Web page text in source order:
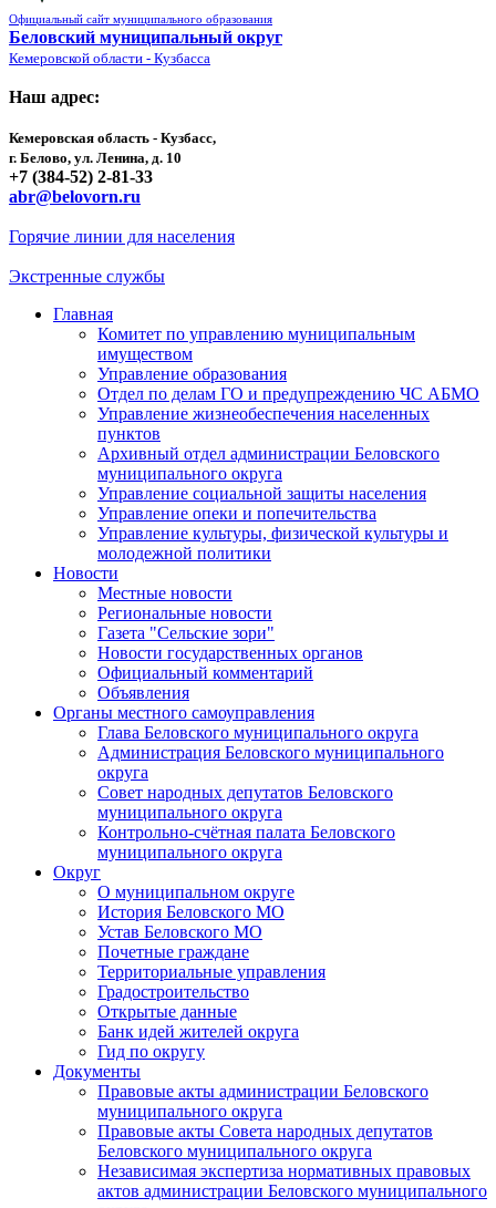
Официальный сайт муниципального образования
Беловский муниципальный округ
Кемеровской области - Кузбасса
Наш адрес:
Кемеровская область - Кузбасс,
г. Белово, ул. Ленина, д. 10
+7 (384-52) 2-81-33
abr@belovorn.ru
Горячие линии для населения
Экстренные службы
Главная
Комитет по управлению муниципальным
имуществом
Управление образования
Отдел по делам ГО и предупреждению ЧС АБМО
Управление жизнеобеспечения населенных
пунктов
Архивный отдел администрации Беловского
муниципального округа
Управление социальной защиты населения
Управление опеки и попечительства
Управление культуры, физической культуры и
молодежной политики
Новости
Местные новости
Региональные новости
Газета "Сельские зори"
Новости государственных органов
Официальный комментарий
Объявления
Органы местного самоуправления
Глава Беловского муниципального округа
Администрация Беловского муниципального
округа
Совет народных депутатов Беловского
муниципального округа
Контрольно-счётная палата Беловского
муниципального округа
Округ
О муниципальном округе
История Беловского МО
Устав Беловского МО
Почетные граждане
Территориальные управления
Градостроительство
Открытые данные
Банк идей жителей округа
Гид по округу
Документы
Правовые акты администрации Беловского
муниципального округа
Правовые акты Совета народных депутатов
Беловского муниципального округа
Независимая экспертиза нормативных правовых
актов администрации Беловского муниципального